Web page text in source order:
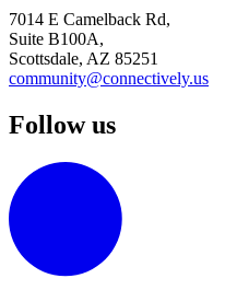
7014 E Camelback Rd,
Suite B100A,
Scottsdale, AZ 85251
community@connectively.us
Follow us